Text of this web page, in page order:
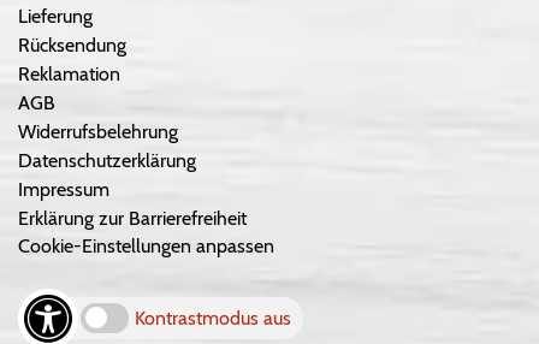
Lieferung
Rücksendung
Reklamation
AGB
Widerrufsbelehrung
Datenschutzerklärung
Impressum
Erklärung zur Barrierefreiheit
Cookie-Einstellungen anpassen
Kontrastmodus aus